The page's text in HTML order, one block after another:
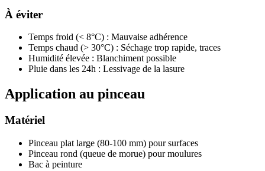
À éviter
Temps froid (< 8°C) : Mauvaise adhérence
Temps chaud (> 30°C) : Séchage trop rapide, traces
Humidité élevée : Blanchiment possible
Pluie dans les 24h : Lessivage de la lasure
Application au pinceau
Matériel
Pinceau plat large (80-100 mm) pour surfaces
Pinceau rond (queue de morue) pour moulures
Bac à peinture